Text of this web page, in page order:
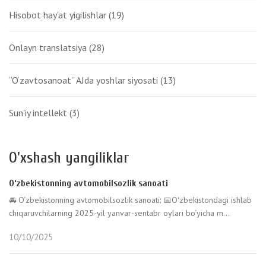
Hisobot hay'at yigilishlar (19)
Onlayn translatsiya (28)
“O‘zavtosanoat” AJda yoshlar siyosati (13)
Sun'iy intellekt (3)
O'xshash yangiliklar
O‘zbekistonning avtomobilsozlik sanoati
🚘 O‘zbekistonning avtomobilsozlik sanoati: 📅Oʻzbekistondagi ishlab
chiqaruvchilarning 2025-yil yanvar-sentabr oylari bo‘yicha m...
10/10/2025